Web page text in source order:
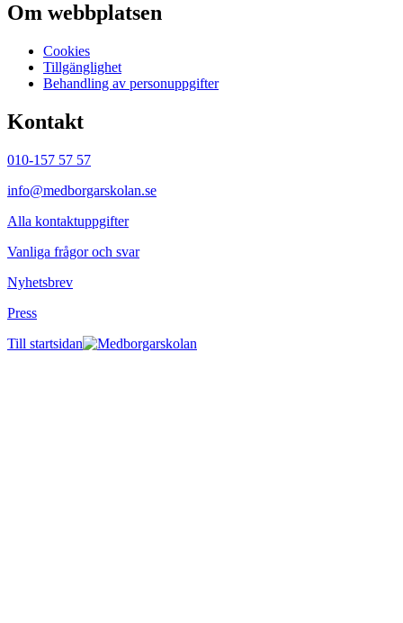
Om webbplatsen
Cookies
Tillgänglighet
Behandling av personuppgifter
Kontakt
010-157 57 57
info@medborgarskolan.se
Alla kontaktuppgifter
Vanliga frågor och svar
Nyhetsbrev
Press
Till startsidan